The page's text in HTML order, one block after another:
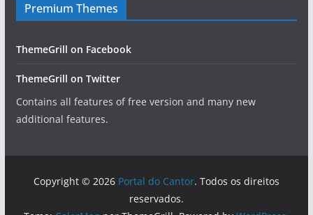
Premium Themes
ThemeGrill on Facebook
ThemeGrill on Twitter
Contains all features of free version and many new
additional features.
Copyright © 2026 Portal do Cantor. Todos os direitos
reservados.